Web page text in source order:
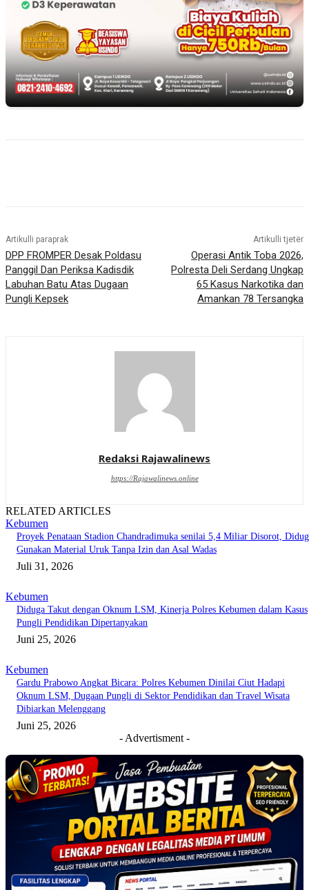
Artikulli paraprak
DPP FROMPER Desak Poldasu
Panggil Dan Periksa Kadisdik
Labuhan Batu Atas Dugaan
Pungli Kepsek
Artikulli tjetër
Operasi Antik Toba 2026,
Polresta Deli Serdang Ungkap
65 Kasus Narkotika dan
Amankan 78 Tersangka
Redaksi Rajawalinews
https://Rajawalinews.online
RELATED ARTICLES
Kebumen
Proyek Penataan Stadion Chandradimuka senilai 5,4 Miliar Disorot,
Gunakan Material Uruk Tanpa Izin dan Asal Wadas
Juli 31, 2026
Kebumen
Diduga Takut dengan Oknum LSM, Kinerja Polres Kebumen dalam Kasus
Pungli Pendidikan Dipertanyakan
Juni 25, 2026
Kebumen
Gardu Prabowo Angkat Bicara: Polres Kebumen Dinilai Ciut Hadapi
Oknum LSM, Dugaan Pungli di Sektor Pendidikan dan Travel Wisata
Dibiarkan Melenggang
Juni 25, 2026
- Advertisment -